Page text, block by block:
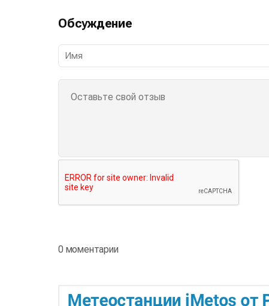
Обсуждение
0 моментарии